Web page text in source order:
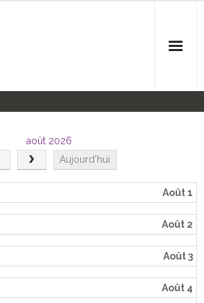
août 2026
Aujourd'hui
Août 1
Août 2
Août 3
Août 4